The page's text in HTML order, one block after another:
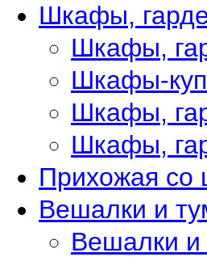
Шкафы,
Шкафы,
Шкафы-
Шкафы,
Шкафы,
Прихожая
Вешалки и
Вешалки